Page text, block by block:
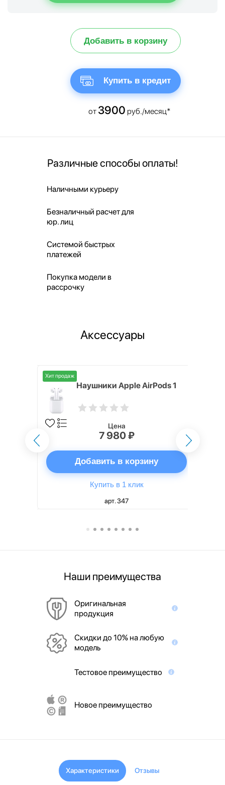
Добавить в корзину
Купить в кредит
от 3900 руб./месяц*
Различные способы оплаты!
Наличными курьеру
Безналичный расчет для
юр. лиц
Системой быстрых
платежей
Покупка модели в
рассрочку
Аксессуары
Хит продаж
Наушники Apple AirPods 1
Цена
7 980 ₽
Добавить в корзину
Купить в 1 клик
арт. 347
Наши преимущества
Оригинальная
продукция
Скидки до 10% на любую
модель
Тестовое преимущество
Новое преимущество
Характеристики Отзывы